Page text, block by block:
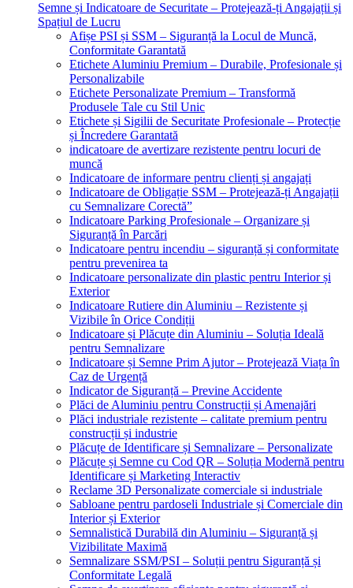
Semne și Indicatoare de Securitate – Protejează-ți Angajații și
Spațiul de Lucru
Afișe PSI și SSM – Siguranță la Locul de Muncă,
Conformitate Garantată
Etichete Aluminiu Premium – Durabile, Profesionale și
Personalizabile
Etichete Personalizate Premium – Transformă
Produsele Tale cu Stil Unic
Etichete și Sigilii de Securitate Profesionale – Protecție
și Încredere Garantată
indicatoare de avertizare rezistente pentru locuri de
muncă
Indicatoare de informare pentru clienți și angajați
Indicatoare de Obligație SSM – Protejează-ți Angajații
cu Semnalizare Corectă”
Indicatoare Parking Profesionale – Organizare și
Siguranță în Parcări
Indicatoare pentru incendiu – siguranță și conformitate
pentru prevenirea ta
Indicatoare personalizate din plastic pentru Interior și
Exterior
Indicatoare Rutiere din Aluminiu – Rezistente și
Vizibile în Orice Condiții
Indicatoare și Plăcuțe din Aluminiu – Soluția Ideală
pentru Semnalizare
Indicatoare și Semne Prim Ajutor – Protejează Viața în
Caz de Urgență
Indicator de Siguranță – Previne Accidente
Plăci de Aluminiu pentru Construcții și Amenajări
Plăci industriale rezistente – calitate premium pentru
construcții și industrie
Plăcuțe de Identificare și Semnalizare – Personalizate
Plăcuțe și Semne cu Cod QR – Soluția Modernă pentru
Identificare și Marketing Interactiv
Reclame 3D Personalizate comerciale si industriale
Sabloane pentru pardoseli Industriale și Comerciale din
Interior și Exterior
Semnalistică Durabilă din Aluminiu – Siguranță și
Vizibilitate Maximă
Semnalizare SSM/PSI – Soluții pentru Siguranță și
Conformitate Legală